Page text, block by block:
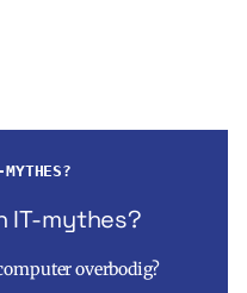
IT-mythes?
overbodig?